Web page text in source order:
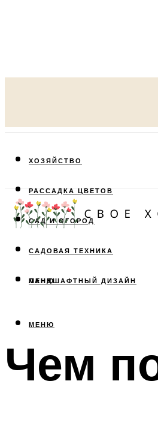
ХОЗЯЙСТВО
РАССАДКА ЦВЕТОВ
САД И ОГОРОД
САДОВАЯ ТЕХНИКА
ЛАНДШАФТНЫЙ ДИЗАЙН
МЕНЮ
МЕНЮ
Чем